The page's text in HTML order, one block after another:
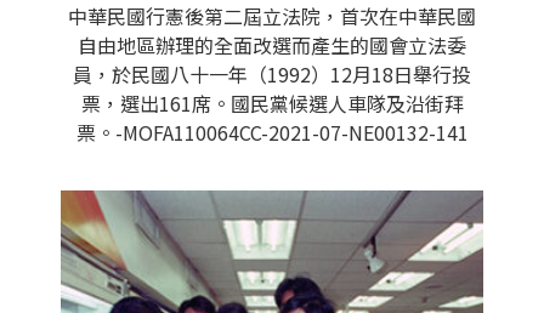
中華民國行憲後第二屆立法院，首次在中華民國
自由地區辦理的全面改選而產生的國會立法委
員，於民國八十一年（1992）12月18日舉行投
票，選出161席。國民黨候選人車隊及沿街拜
票。-MOFA110064CC-2021-07-NE00132-141